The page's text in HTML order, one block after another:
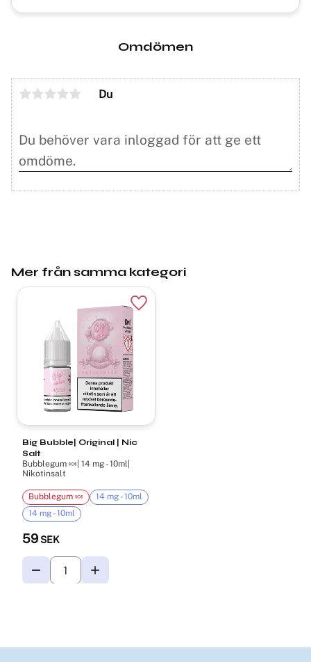
Omdömen
Du
Mer från samma kategori
Big Bubble| Original | Nic
Salt
Bubblegum 🍬| 14 mg - 10ml|
Nikotinsalt
59 SEK
Bubblegum 🍬
14 mg - 10ml
14 mg - 10ml
Lägg till i favoriter